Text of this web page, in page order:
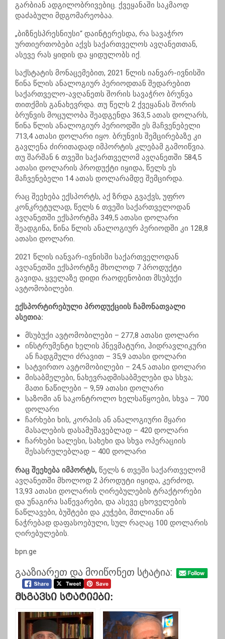
გარბიან ადგილობრივებიც. ქვეყანაში საკმაოდ
დაძაბული მდგომარეობაა.
„ბიზნესპრესნიუსი“ დაინტერესდა, რა სავაჭრო
ურთიერთობები აქვს საქართველოს ავღანეთთან,
ასევე რას ყიდის და ყიდულობს იქ.
საქსტატის მონაცემებით, 2021 წლის იანვარ-ივნისში
წინა წლის ანალოგიურ პერიოდთან შედარებით
საქართველო-ავღანეთს შორის სავაჭრო ბრუნვა
თითქმის განახევრდა. თუ წელს 2 ქვეყანას შორის
ბრუნვის მოცულობა შეადგენდა 363,5 ათას დოლარს,
წინა წლის ანალოგიურ პერიოდში ეს მაჩვენებელი
713,4 ათასი დოლარი იყო. ბრუნვის შემცირებაზე კი
გავლენა ძირითადად იმპორტის კლებამ გამოიწვია.
თუ შარშან 6 თვეში საქართველომ ავღანეთში 584,5
ათასი დოლარის პროდუქტი იყიდა, წელს ეს
მაჩვენებელი 14 ათას დოლარამდე შემცირდა.
რაც შეეხება ექსპორტს, აქ ზრდა გვაქვს, უფრო
კონკრეტულად, წელს 6 თვეში საქართველოდან
ავღანეთში ექსპორტმა 349,5 ათასი დოლარი
შეადგინა, წინა წლის ანალოგიურ პერიოდში კი 128,8
ათასი დოლარი.
2021 წლის იანვარ-ივნისში საქართველოდან
ავღანეთში ექსპორტზე მხოლოდ 7 პროდუქტი
გავიდა, ყველაზე დიდი რაოდენობით მსუბუქი
ავტომობილები.
ექსპორტირებული პროდუქციის ჩამონათვალი
ასეთია:
მსუბუქი ავტომობილები – 277,8 ათასი დოლარი
ინსტრუმენტი ხელის პნევმატური, ჰიდრავლიკური
ან ჩადგმული ძრავით – 35,9 ათასი დოლარი
სატვირთო ავტომობილები – 24,5 ათასი დოლარი
მისაბმელები, ნახევრადმისაბმელები და სხვა;
მათი ნაწილები – 9,59 ათასი დოლარი
საზომი ან საკონტროლო ხელსაწყოები, სხვა – 700
დოლარი
ჩარხები ხის, კორპის ან ანალოგიური მყარი
მასალების დასამუშავებლად – 420 დოლარი
ჩარხები სალესი, სახეხი და სხვა ოპერაციის
შესასრულებლად – 400 დოლარი
რაც შეეხება იმპორტს, წელს 6 თვეში საქართველომ
ავღანეთში მხოლოდ 2 პროდუტი იყიდა, კერძოდ,
13,93 ათასი დოლარის ღირებულების ტრაქტორები
და უნაგირა საწევარები, და ასევე ცხოველების
ნაწლავები, ბუშტები და კუჭები, მთლიანი ან
ნაჭრებად დაფასოებული, სულ რაღაც 100 დოლარის
ღირებულების.
bpn.ge
გააზიარეთ და მოიწონეთ სტატია:
Მსგავსი Სტატიები: